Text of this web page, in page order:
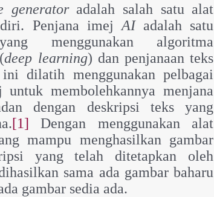
generator adalah salah satu alat
Penjana imej AIadalah satu
menggunakan algoritma
deep learning) dan penjanaan teks
dilatih menggunakan pelbagai
membolehkannya menjana
dengan deskripsi teks yang
[1] Dengan menggunakan alat
mampu menghasilkan gambar
yang telah ditetapkan oleh
sama ada gambar baharu
gambar sedia ada.